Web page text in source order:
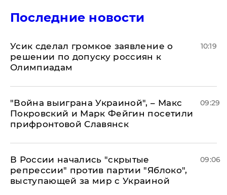
Последние новости
Усик сделал громкое заявление о
решении по допуску россиян к
Олимпиадам
10:19
"Война выиграна Украиной", – Макс
Покровский и Марк Фейгин посетили
прифронтовой Славянск
09:29
В России начались "скрытые
репрессии" против партии "Яблоко",
выступающей за мир с Украиной
09:06